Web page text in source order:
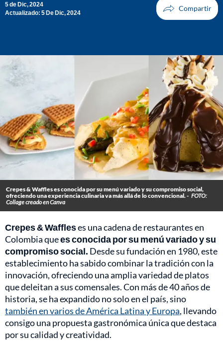
5 de Dic, 2024
Actualizado: 5 De Dic, 2024
Crepes & Waffles es conocida por su menú variado y su compromiso social,
ofreciendo una experiencia culinaria va más allá de lo convencional. - FOTO:
Collage creado en Canva
Crepes & Waffleses una cadena de restaurantes en
Colombia quees conocida por su menú variado y su
compromiso social. Desde su fundación en 1980, este
establecimiento ha sabido combinar la tradición con la
innovación, ofreciendo una amplia variedad de platos
que deleitan a sus comensales. Con más de 40 años de
historia, se ha expandido no solo en el país, sino
también en varios de América Latina y Europa, llevando
consigo una propuesta gastronómica única que destaca
por su calidad y creatividad.